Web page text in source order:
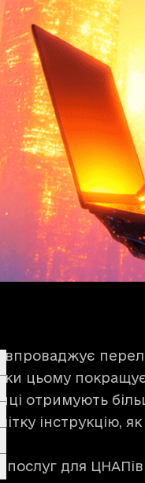
цьому
отримують
інструкцію,
послуг для